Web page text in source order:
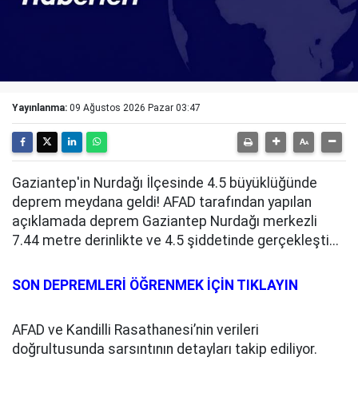
Yayınlanma: 09 Ağustos 2026 Pazar 03:47
Gaziantep'in Nurdağı İlçesinde 4.5 büyüklüğünde
deprem meydana geldi! AFAD tarafından yapılan
açıklamada deprem Gaziantep Nurdağı merkezli
7.44 metre derinlikte ve 4.5 şiddetinde gerçekleşti...
SON DEPREMLERİ ÖĞRENMEK İÇİN TIKLAYIN
AFAD ve Kandilli Rasathanesi’nin verileri
doğrultusunda sarsıntının detayları takip ediliyor.